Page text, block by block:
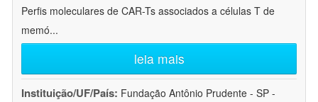
Perfis moleculares de CAR-Ts associados a células T de
memó...
leia mais
Instituição/UF/País: Fundação Antônio Prudente - SP -